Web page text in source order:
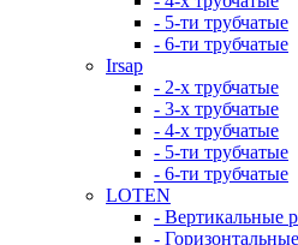
- 5-ти трубчатые
- 6-ти трубчатые
Irsap
- 2-х трубчатые
- 3-х трубчатые
- 4-х трубчатые
- 5-ти трубчатые
- 6-ти трубчатые
LOTEN
- Вертикальные
-